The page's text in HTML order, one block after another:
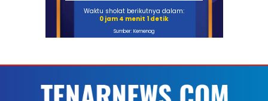
Waktu sholat berikutnya dalam:
0 jam 4 menit 1 detik
Sumber: Kemenag